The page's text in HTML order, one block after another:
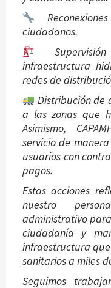
ciudadanos.
infraestructura
redes de
Distribución de
a las zonas que
Asimismo,
servicio de
usuarios con
pagos.
Estas acciones
nuestro
administrativo
ciudadanía y
infraestructura
sanitarios a miles
Seguimos